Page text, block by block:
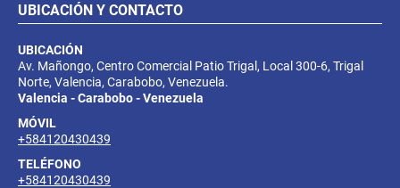
UBICACIÓN Y CONTACTO
UBICACIÓN
Av. Mañongo, Centro Comercial Patio Trigal, Local 300-6, Trigal
Norte, Valencia, Carabobo, Venezuela.
Valencia - Carabobo - Venezuela
MÓVIL
+584120430439
TELÉFONO
+584120430439